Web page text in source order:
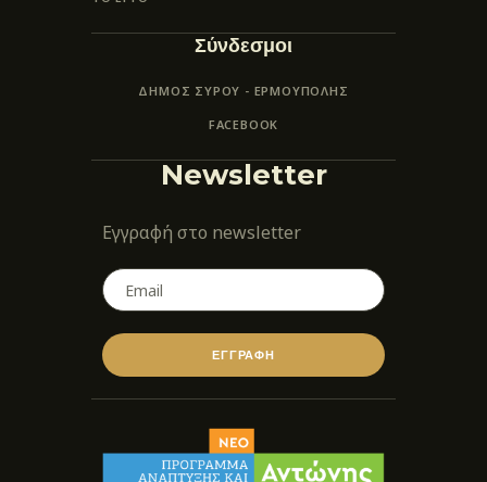
Σύνδεσμοι
ΔΗΜΟΣ ΣΥΡΟΥ - ΕΡΜΟΎΠΟΛΗΣ
FACEBOOK
Newsletter
Εγγραφή στο newsletter
ΕΓΓΡΑΦΗ